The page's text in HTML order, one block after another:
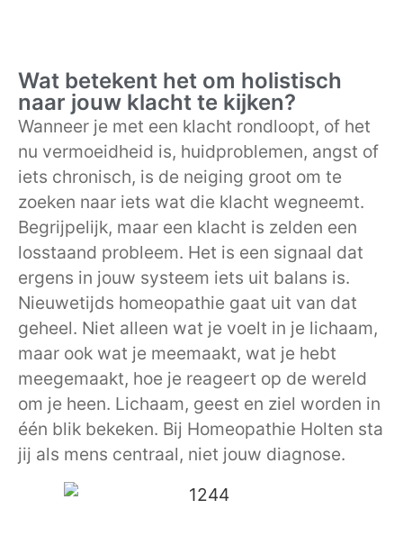
Wat betekent het om holistisch
naar jouw klacht te kijken?
Wanneer je met een klacht rondloopt, of het
nu vermoeidheid is, huidproblemen, angst of
iets chronisch, is de neiging groot om te
zoeken naar iets wat die klacht wegneemt.
Begrijpelijk, maar een klacht is zelden een
losstaand probleem. Het is een signaal dat
ergens in jouw systeem iets uit balans is.
Nieuwetijds homeopathie gaat uit van dat
geheel. Niet alleen wat je voelt in je lichaam,
maar ook wat je meemaakt, wat je hebt
meegemaakt, hoe je reageert op de wereld
om je heen. Lichaam, geest en ziel worden in
één blik bekeken. Bij Homeopathie Holten sta
jij als mens centraal, niet jouw diagnose.